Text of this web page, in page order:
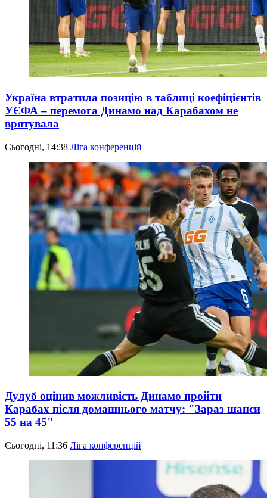
Україна втратила позицію в таблиці коефіцієнтів
УЄФА – перемога Динамо над Карабахом не
врятувала
Сьогодні, 14:38 Ліга конференцій
Дулуб оцінив можливість Динамо пройти
Карабах після домашнього матчу: "Зараз шанси
55 на 45"
Сьогодні, 11:36 Ліга конференцій